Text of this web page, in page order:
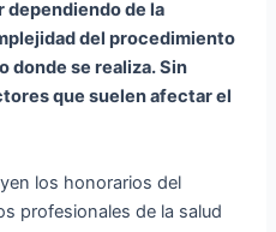
dependiendo de la
del procedimiento
donde se realiza. Sin
que suelen afectar el
los honorarios del
profesionales de la salud